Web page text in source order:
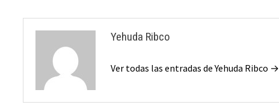
Yehuda Ribco
Ver todas las entradas de Yehuda Ribco →